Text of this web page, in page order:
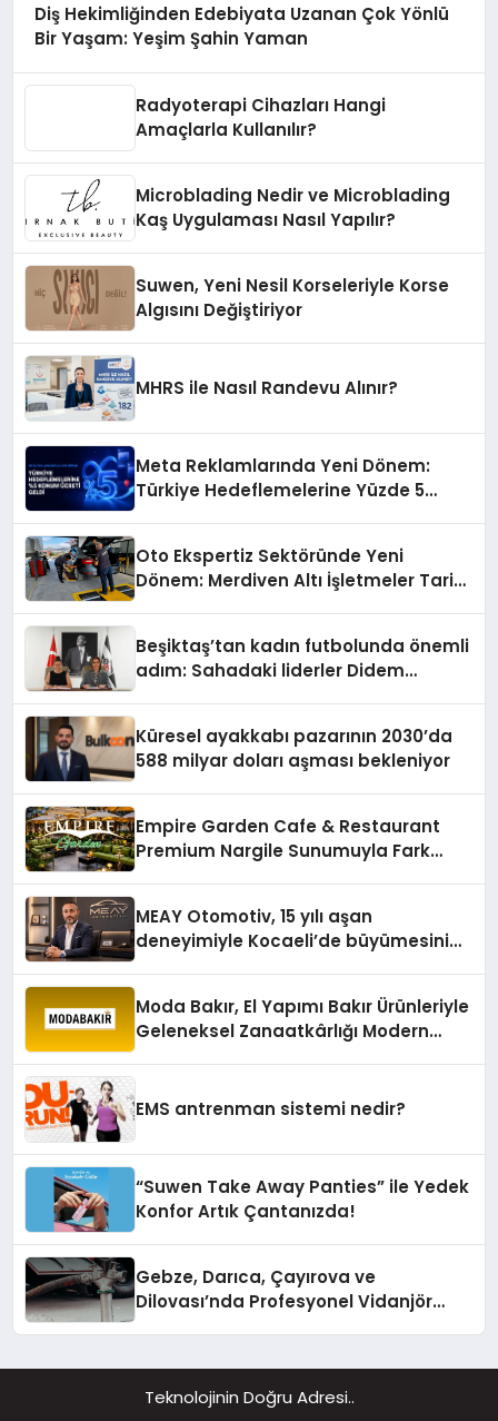
Diş Hekimliğinden Edebiyata Uzanan Çok Yönlü
Bir Yaşam: Yeşim Şahin Yaman
Radyoterapi Cihazları Hangi
Amaçlarla Kullanılır?
Microblading Nedir ve Microblading
Kaş Uygulaması Nasıl Yapılır?
Suwen, Yeni Nesil Korseleriyle Korse
Algısını Değiştiriyor
MHRS ile Nasıl Randevu Alınır?
Meta Reklamlarında Yeni Dönem:
Türkiye Hedeflemelerine Yüzde 5
Oto Ekspertiz Sektöründe Yeni
Dönem: Merdiven Altı İşletmeler Tarih
Beşiktaş’tan kadın futbolunda önemli
adım: Sahadaki liderler Didem
Küresel ayakkabı pazarının 2030’da
588 milyar doları aşması bekleniyor
Empire Garden Cafe & Restaurant
Premium Nargile Sunumuyla Fark
MEAY Otomotiv, 15 yılı aşan
deneyimiyle Kocaeli’de büyümesini
Moda Bakır, El Yapımı Bakır Ürünleriyle
Geleneksel Zanaatkârlığı Modern
EMS antrenman sistemi nedir?
“Suwen Take Away Panties” ile Yedek
Konfor Artık Çantanızda!
Gebze, Darıca, Çayırova ve
Dilovası’nda Profesyonel Vidanjör
Teknolojinin Doğru Adresi..